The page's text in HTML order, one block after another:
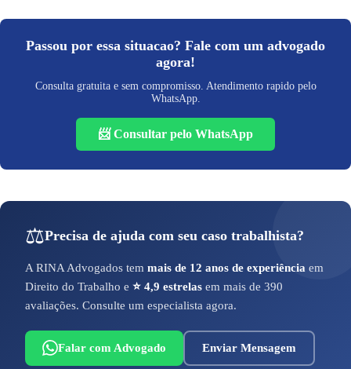
Passou por essa situacao? Fale com um advogado
agora!
Consulta gratuita e sem compromisso. Atendimento rapido pelo
WhatsApp.
📨 Consultar pelo WhatsApp
⚖️Precisa de ajuda com seu caso trabalhista?
A RINA Advogados tem mais de 12 anos de experiência em
Direito do Trabalho e ⭐ 4,9 estrelas em mais de 390
avaliações. Consulte um especialista agora.
Falar com Advogado Enviar Mensagem